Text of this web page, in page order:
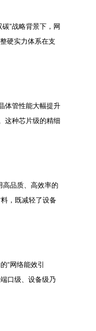
”战略背景下，网
硬实力体系在支
体管性能大幅提升
这种芯片级的精细
高品质、高效率的
，既减轻了设备
“网络能效引
口级、设备级乃